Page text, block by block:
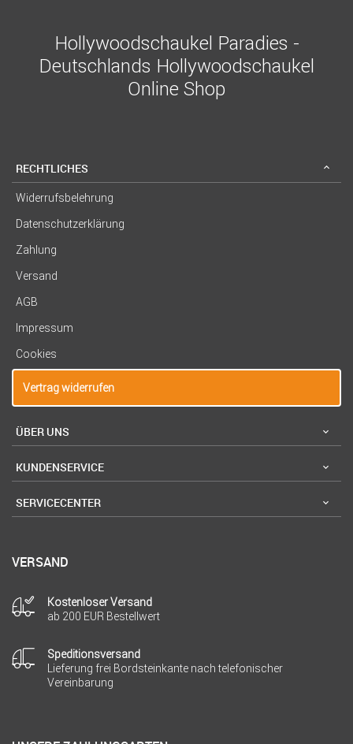
Hollywoodschaukel Paradies -
Deutschlands Hollywoodschaukel
Online Shop
RECHTLICHES
Widerrufsbelehrung
Datenschutzerklärung
Zahlung
Versand
AGB
Impressum
Cookies
Vertrag widerrufen
ÜBER UNS
KUNDENSERVICE
SERVICECENTER
VERSAND
Kostenloser Versand
ab 200 EUR Bestellwert
Speditionsversand
Lieferung frei Bordsteinkante nach telefonischer
Vereinbarung